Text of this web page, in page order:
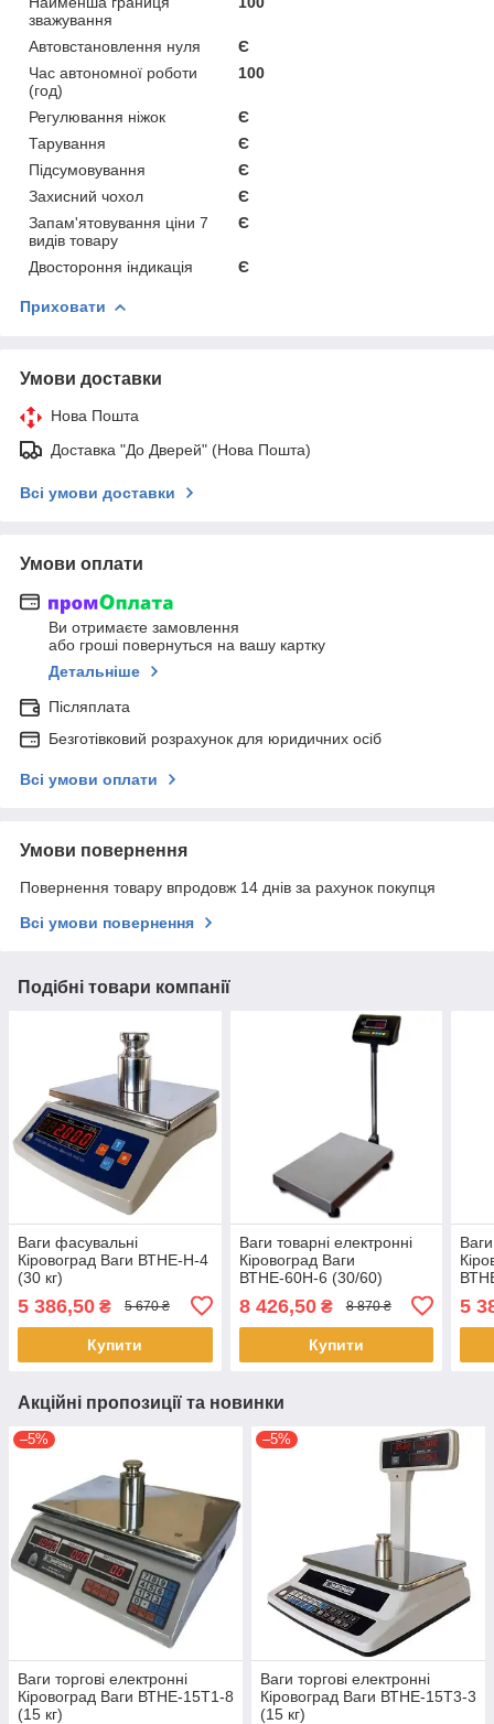
зважування
Автовстановлення нуля
Є
Час автономної роботи
(год)
100
Регулювання ніжок
Є
Тарування
Є
Підсумовування
Є
Захисний чохол
Є
Запам'ятовування ціни 7
видів товару
Є
Двостороння індикація Є
Приховати
Умови доставки
Нова Пошта
Доставка "До Дверей" (Нова Пошта)
Всі умови доставки
Умови оплати
Ви отримаєте замовлення
або гроші повернуться на вашу картку
Детальніше
Післяплата
Безготівковий розрахунок для юридичних осіб
Всі умови оплати
Умови повернення
Повернення товару впродовж 14 днів за рахунок покупця
Всі умови повернення
Подібні товари компанії
Ваги фасувальні
Кіровоград Ваги ВТНЕ-Н-4
(30 кг)
5 386,50 ₴ 5 670 ₴
Купити
Ваги товарні електронні
Кіровоград Ваги
ВТНЕ-60Н-6 (30/60)
8 426,50₴ 8 870 ₴
Купити
5
Акційні пропозиції та новинки
–5%
Ваги торгові електронні
Кіровоград Ваги ВТНЕ-15Т1-8
(15 кг)
–5%
Ваги торгові електронні
Кіровоград Ваги ВТНЕ-15Т3-3
(15 кг)